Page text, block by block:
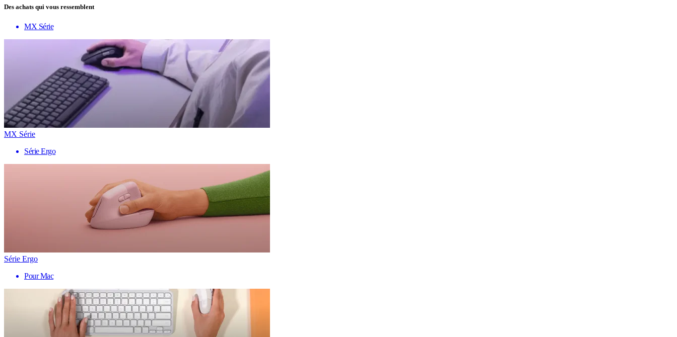
Des achats qui vous ressemblent
MX Série
MX Série
Série Ergo
Série Ergo
Pour Mac